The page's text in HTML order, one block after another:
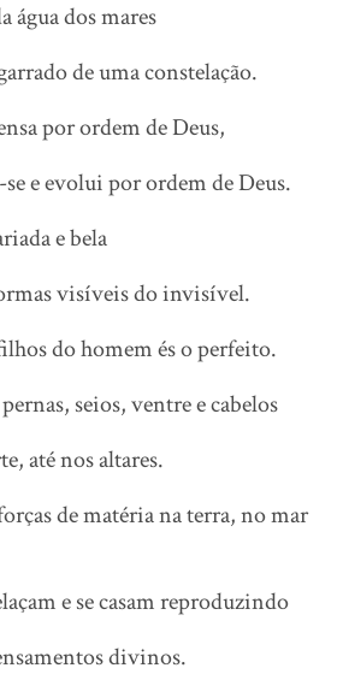
dos mares
de uma constelação.
por ordem de Deus,
evolui por ordem de Deus.
e bela
visíveis do invisível.
do homem és o perfeito.
seios, ventre e cabelos
nos altares.
de matéria na terra, no mar
e se casam reproduzindo
divinos.